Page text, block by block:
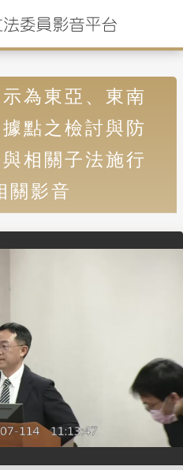
為東亞、東南
點之檢討與防
相關子法施行
關影音